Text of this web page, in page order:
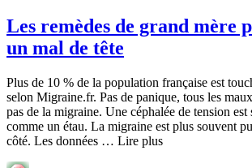
Les remèdes de grand mère
un mal de tête
Plus de 10 % de la population française est
selon Migraine.fr. Pas de panique, tous les
pas de la migraine. Une céphalée de tension est
comme un étau. La migraine est plus souvent
côté. Les données … Lire plus